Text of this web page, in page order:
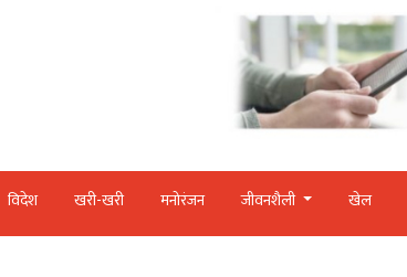
विदेश खरी-खरी मनोरंजन जीवनशैली खेल